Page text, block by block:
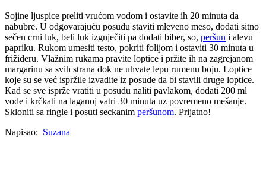
Sojine ljuspice preliti vrućom vodom i ostavite ih 20 minuta da
nabubre. U odgovarajuću posudu staviti mleveno meso, dodati sitno
sečen crni luk, beli luk izgnječiti pa dodati biber, so, peršun i alevu
papriku. Rukom umesiti testo, pokriti folijom i ostaviti 30 minuta u
frižideru. Vlažnim rukama pravite loptice i pržite ih na zagrejanom
margarinu sa svih strana dok ne uhvate lepu rumenu boju. Loptice
koje su se već ispržile izvadite iz posude da bi stavili druge loptice.
Kad se sve isprže vratiti u posudu naliti pavlakom, dodati 200 ml
vode i krčkati na laganoj vatri 30 minuta uz povremeno mešanje.
Skloniti sa ringle i posuti seckanim peršunom. Prijatno!
Napisao: Suzana